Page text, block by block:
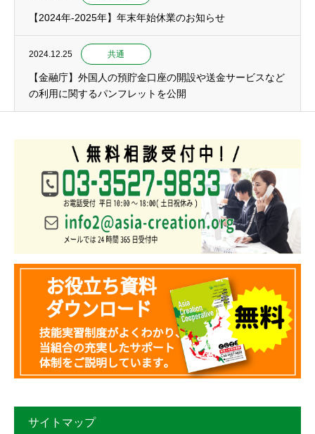
【2024年-2025年】年末年始休業のお知らせ
2024.12.25 共通
【金融庁】外国人の預貯金口座の開設や送金サービスなど
の利用に関するパンフレットを公開
サイトマップ